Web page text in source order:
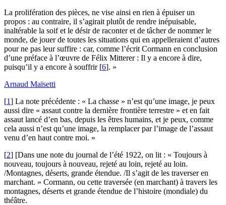
La prolifération des pièces, ne vise ainsi en rien à épuiser un
propos : au contraire, il s’agirait plutôt de rendre inépuisable,
inaltérable la soif et le désir de raconter et de tâcher de nommer le
monde, de jouer de toutes les situations qui en appelleraient d’autres
pour ne pas leur suffire : car, comme l’écrit Cormann en conclusion
d’une préface à l’œuvre de Félix Mitterer : Il y a encore à dire,
puisqu’il y a encore à souffrir[6]. »
Arnaud Maïsetti
[1] La note précédente : « La chasse » n’est qu’une image, je peux
aussi dire « assaut contre la dernière frontière terrestre » et en fait
assaut lancé d’en bas, depuis les êtres humains, et je peux, comme
cela aussi n’est qu’une image, la remplacer par l’image de l’assaut
venu d’en haut contre moi. »
[2] [Dans une note du journal de l’été 1922, on lit : « Toujours à
nouveau, toujours à nouveau, rejeté au loin, rejeté au loin.
/Montagnes, déserts, grande étendue. /Il s’agit de les traverser en
marchant. » Cormann, ou cette traversée (en marchant) à travers les
montagnes, déserts et grande étendue de l’histoire (mondiale) du
théâtre.